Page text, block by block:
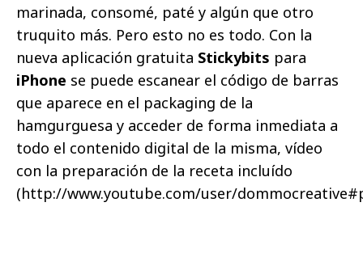
marinada, consomé, paté y algún que otro
truquito más. Pero esto no es todo. Con la
nueva aplicación gratuita Stickybits para
iPhone se puede escanear el código de barras
que aparece en el packaging de la
hamgurguesa y acceder de forma inmediata a
todo el contenido digital de la misma, vídeo
con la preparación de la receta incluído
(http://www.youtube.com/user/